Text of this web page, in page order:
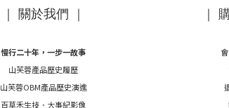
｜ 關於我們 ｜
慢行二十年，一步一故事
山芙蓉產品歷史履歷
山芙蓉OBM產品歷史演進
百草禾生技．大事紀影像
｜